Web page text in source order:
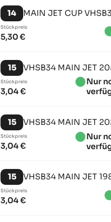
14 MAIN JET CUP
Stückpreis
5,30 €
15 VHSB34 MAIN JET
Stückpreis
3,04 €
brightness_1Nur
15 VHSB34 MAIN JET
Stückpreis
3,04 €
brightness_1Nur
15 VHSB34 MAIN JET
Stückpreis
3,04 €